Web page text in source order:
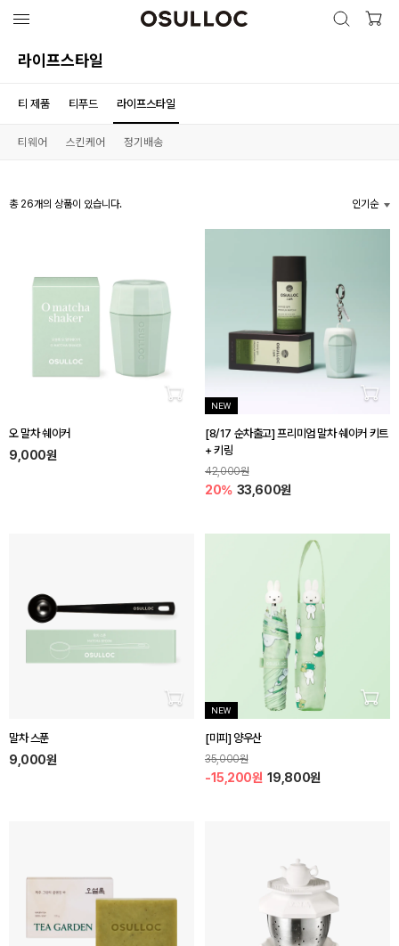
검색 열
인기 검색어
라이프스타일
티 제품 티푸드 라이프스타일
티웨어 스킨케어 정기배송
총 26개의 상품이 있습니다. 인기순
장바구니 담기
오 말차 쉐이커
9,000원
NEW 장바
[8/17 순차출고] 프리미엄 말차 쉐이커 키트
+ 키링
42,000원
20% 33,600원
장바구니 담기
말차 스푼
9,000원
NEW 장바
[미피] 양우산
35,000원
-15,200원 19,800원